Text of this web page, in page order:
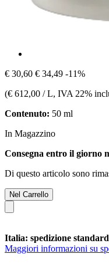
€ 30,60 € 34,49 -11%
(€ 612,00 / L, IVA 22%
Contenuto: 50 ml
In Magazzino
Consegna entro il giorno
Di questo articolo sono
Nel Carrello
Italia: spedizione
Maggiori informazioni su